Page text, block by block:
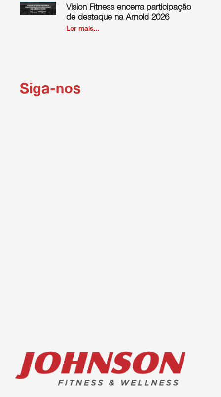
Vision Fitness encerra participação
de destaque na Arnold 2026
Ler mais...
Siga-nos